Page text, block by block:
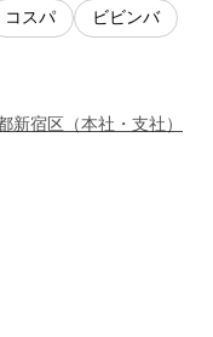
コスパ ビビンバ
新宿区 （本社・支社 ）